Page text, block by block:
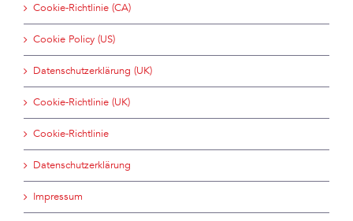
Cookie-Richtlinie (CA)
Cookie Policy (US)
Datenschutzerklärung (UK)
Cookie-Richtlinie (UK)
Cookie-Richtlinie
Datenschutzerklärung
Impressum